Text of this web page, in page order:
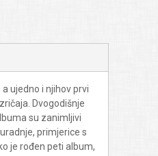
a ujedno i njihov prvi
Dvogodišnje
su zanimljivi
primjerice s
je rođen peti album,